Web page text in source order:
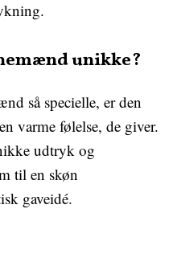
unikke?
så specielle, er den
varme følelse, de giver.
udtryk og
til en skøn
gaveidé.